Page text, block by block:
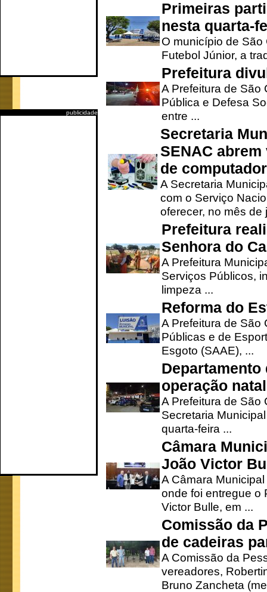
publicidade
Primeiras
nesta quarta-
O município de
Futebol Júnior, a
Prefeitura
A Prefeitura de São
Pública e Defesa
entre ...
Secretaria
SENAC
de
A Secretaria
com o Serviço
oferecer, no mês de
Prefeitura
Senhora do
A Prefeitura
Serviços Públicos,
limpeza ...
Reforma do
A Prefeitura de São
Públicas e de
Esgoto (SAAE), ...
operação
A Prefeitura de São
Secretaria
quarta-feira ...
Câmara
João Victor
A Câmara
onde foi entregue o
Victor Bulle, em ...
Comissão da
de cadeiras
A Comissão da
vereadores,
Bruno Zancheta